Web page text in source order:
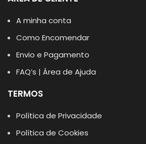
A minha conta
Como Encomendar
Envio e Pagamento
FAQ’s | Área de Ajuda
TERMOS
Política de Privacidade
Política de Cookies